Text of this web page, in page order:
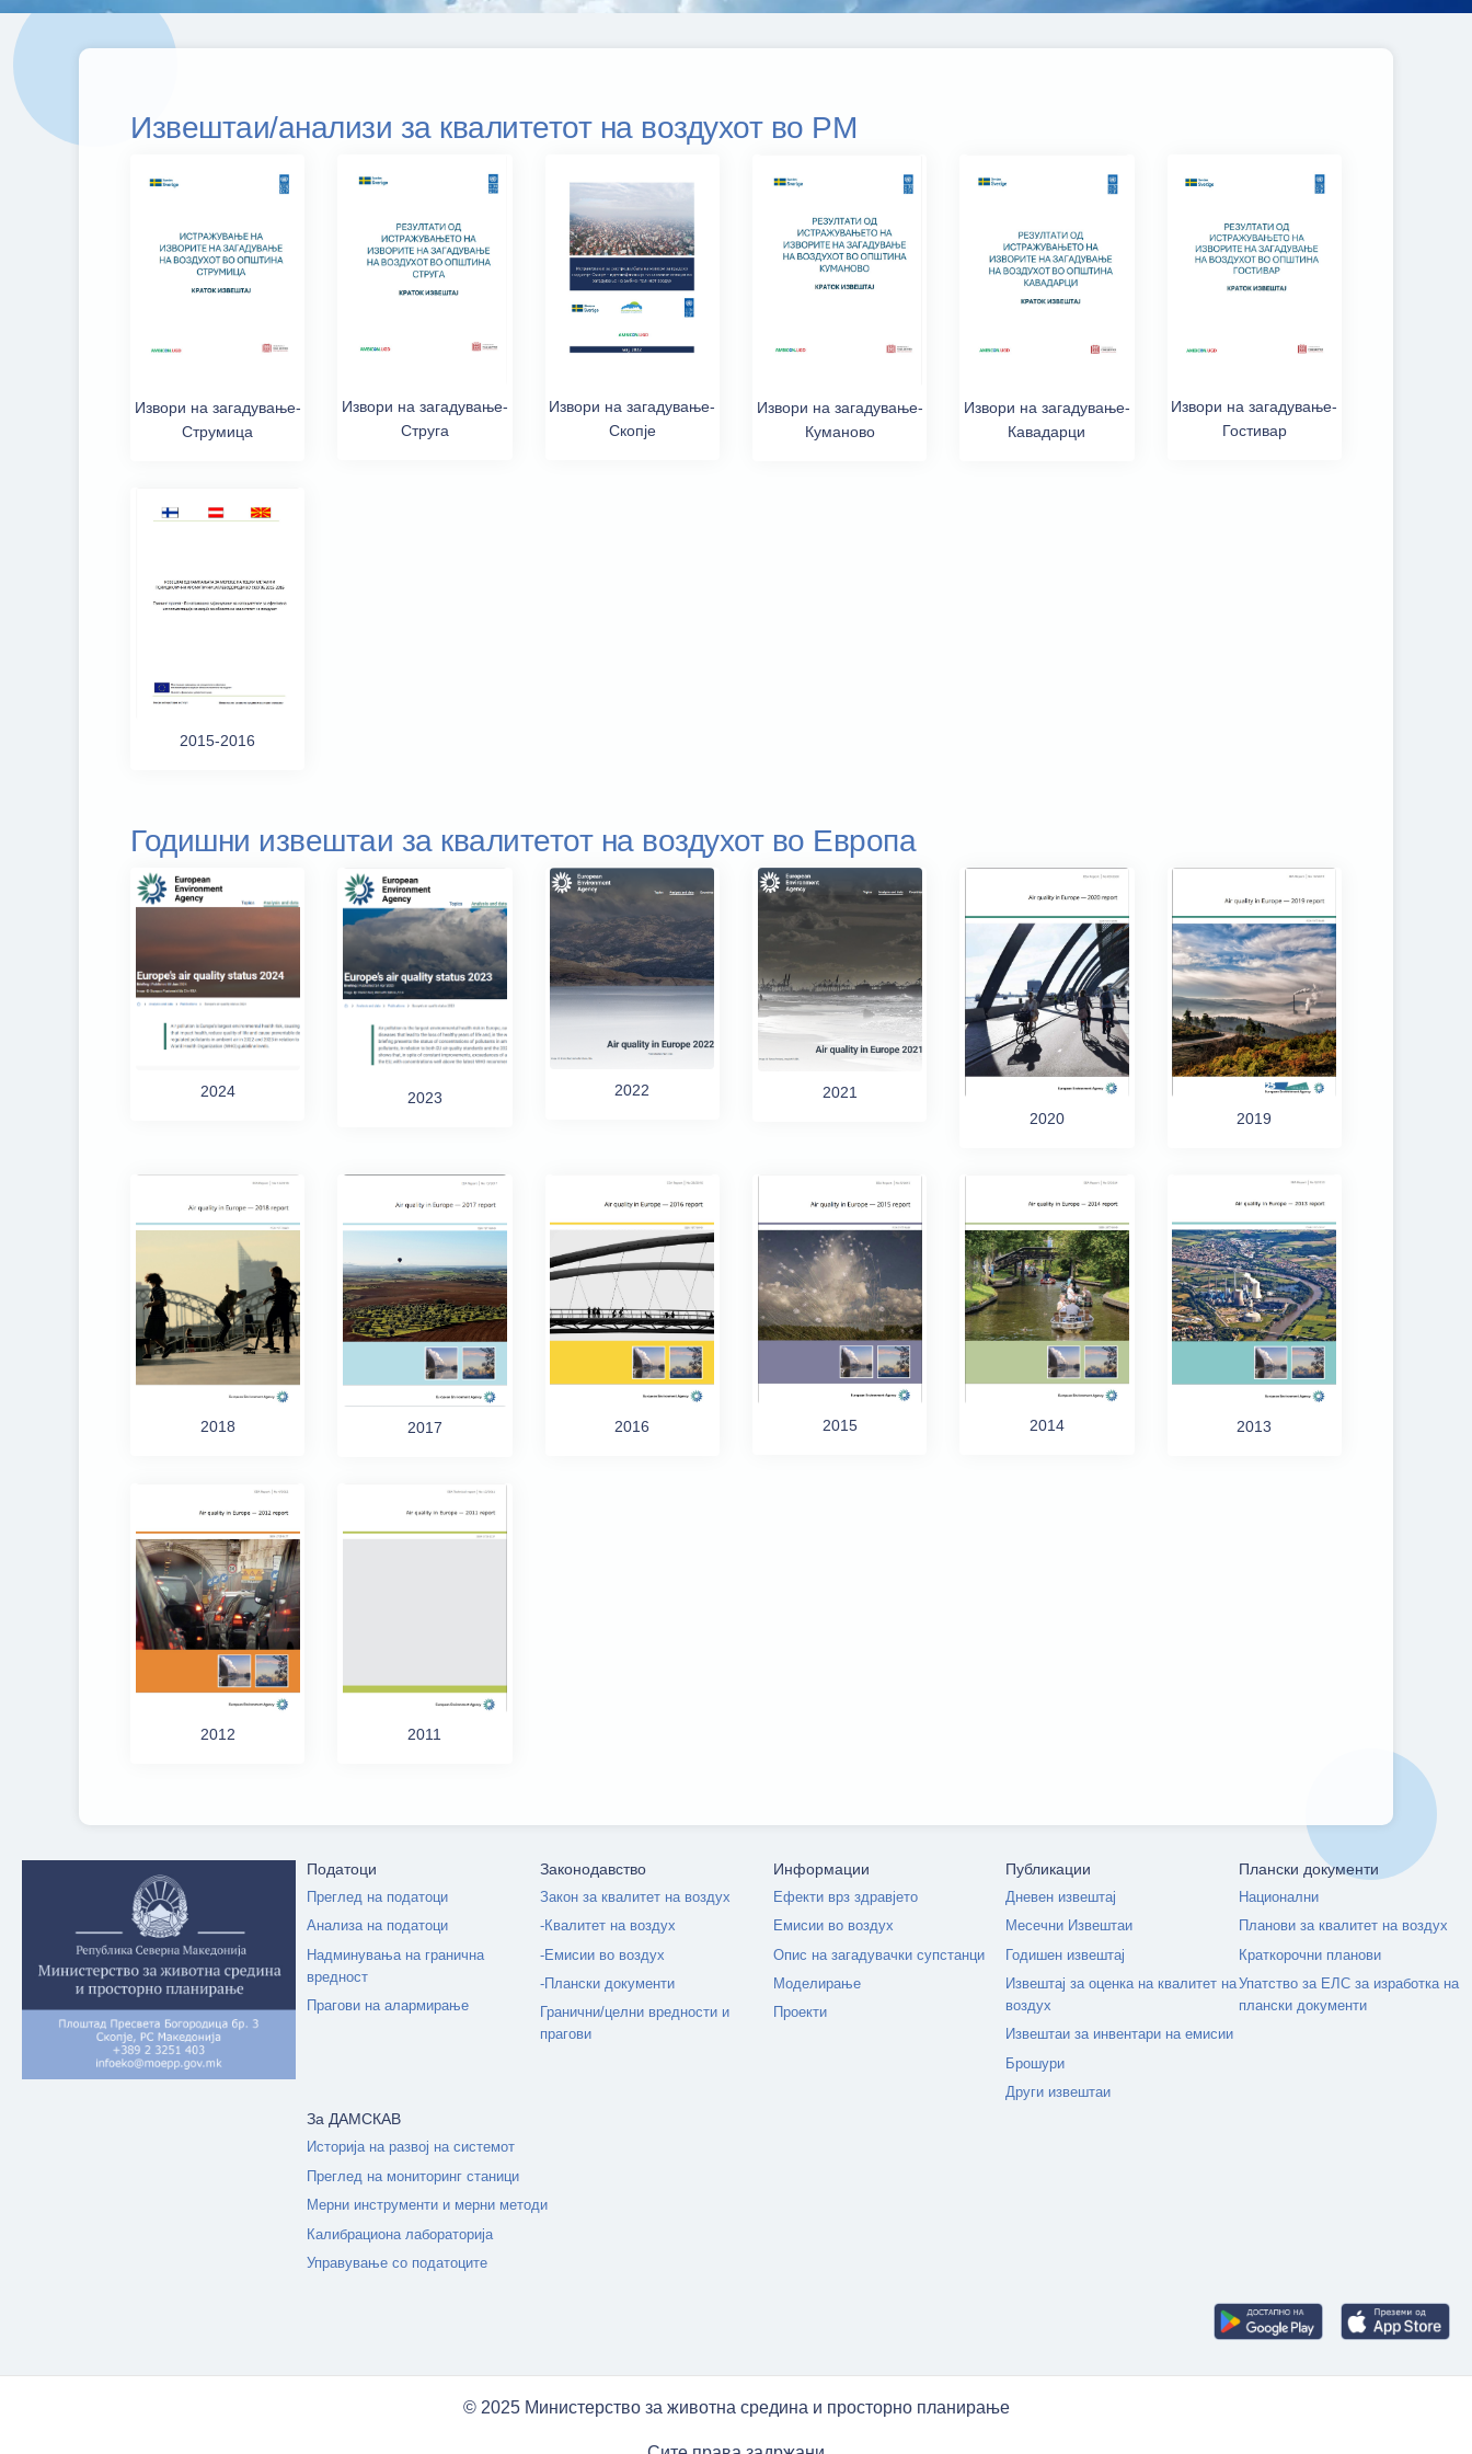
Извештаи/анализи за квалитетот на воздухот во РМ
Извори на загадување-
Струмица
Извори на загадување-
Струга
Извори на загадување-
Скопје
Извори на загадување-
Куманово
Извори на загадување-
Кавадарци
Извори на загадување-
Гостивар
2015-2016
Годишни извештаи за квалитетот на воздухот во Европа
2024 2023 2022
2021
2020
2019
2018 2017 2016 2015 2014 2013
2012 2011
Податоци
Преглед на податоци
Анализа на податоци
Надминувања на гранична
вредност
Прагови на алармирање
Законодавство
Закон за квалитет на воздух
-Квалитет на воздух
-Емисии во воздух
-Плански документи
Гранични/целни вредности и
прагови
Информации
Ефекти врз здравјето
Емисии во воздух
Опис на загадувачки супстанци
Моделирање
Проекти
Публикации
Дневен извештај
Месечни Извештаи
Годишен извештај
Извештај за оценка на квалитет на
воздух
Извештаи за инвентари на емисии
Брошури
Други извештаи
Плански документи
Национални
Планови за квалитет на воздух
Краткорочни планови
Упатство за ЕЛС за изработка на
плански документи
За ДАМСКАВ
Историја на развој на системот
Преглед на мониторинг станици
Мерни инструменти и мерни методи
Калибрациона лабораторија
Управување со податоците
© 2025 Министерство за животна средина и просторно планирање